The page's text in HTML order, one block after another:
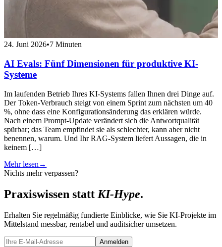
24. Juni 2026•7 Minuten
AI Evals: Fünf Dimensionen für produktive KI-
Systeme
Im laufenden Betrieb Ihres KI-Systems fallen Ihnen drei Dinge auf.
Der Token-Verbrauch steigt von einem Sprint zum nächsten um 40
%, ohne dass eine Konfigurationsänderung das erklären würde.
Nach einem Prompt-Update verändert sich die Antwortqualität
spürbar; das Team empfindet sie als schlechter, kann aber nicht
benennen, warum. Und Ihr RAG-System liefert Aussagen, die in
keinem […]
Mehr lesen →
Nichts mehr verpassen?
Praxiswissen statt KI-Hype.
Erhalten Sie regelmäßig fundierte Einblicke, wie Sie KI-Projekte im
Mittelstand messbar, rentabel und auditsicher umsetzen.
Anmelden